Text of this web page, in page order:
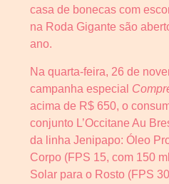
casa de bonecas com
na Roda Gigante são
ano.
Na quarta-feira, 26 de
campanha especial
acima de R$ 650, o
conjunto L’Occitane Au
da linha Jenipapo: Óleo
Corpo (FPS 15, com 150
Solar para o Rosto (FPS